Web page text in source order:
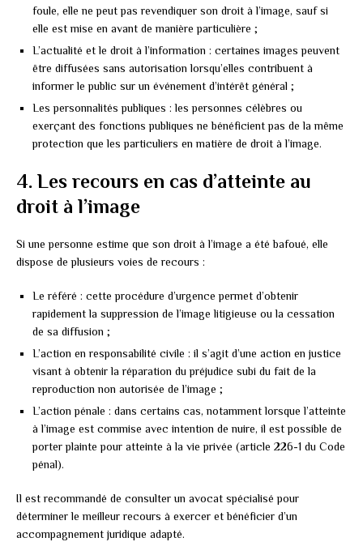
foule, elle ne peut pas revendiquer son droit à l’image, sauf si
elle est mise en avant de manière particulière ;
L’actualité et le droit à l’information : certaines images peuvent
être diffusées sans autorisation lorsqu’elles contribuent à
informer le public sur un événement d’intérêt général ;
Les personnalités publiques : les personnes célèbres ou
exerçant des fonctions publiques ne bénéficient pas de la même
protection que les particuliers en matière de droit à l’image.
4. Les recours en cas d’atteinte au
droit à l’image
Si une personne estime que son droit à l’image a été bafoué, elle
dispose de plusieurs voies de recours :
Le référé : cette procédure d’urgence permet d’obtenir
rapidement la suppression de l’image litigieuse ou la cessation
de sa diffusion ;
L’action en responsabilité civile : il s’agit d’une action en justice
visant à obtenir la réparation du préjudice subi du fait de la
reproduction non autorisée de l’image ;
L’action pénale : dans certains cas, notamment lorsque l’atteinte
à l’image est commise avec intention de nuire, il est possible de
porter plainte pour atteinte à la vie privée (article 226-1 du Code
pénal).
Il est recommandé de consulter un avocat spécialisé pour
déterminer le meilleur recours à exercer et bénéficier d’un
accompagnement juridique adapté.